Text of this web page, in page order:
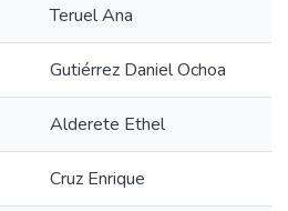
Teruel Ana
Gutiérrez Daniel Ochoa
Alderete Ethel
Cruz Enrique